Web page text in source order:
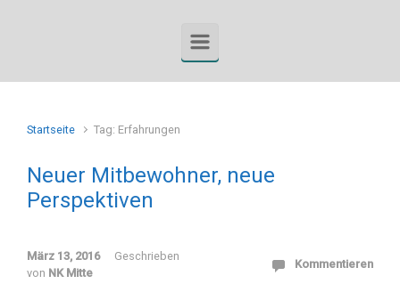
Startseite Tag: Erfahrungen
Neuer Mitbewohner, neue
Perspektiven
März 13, 2016
Geschrieben
von NK Mitte
Kommentieren